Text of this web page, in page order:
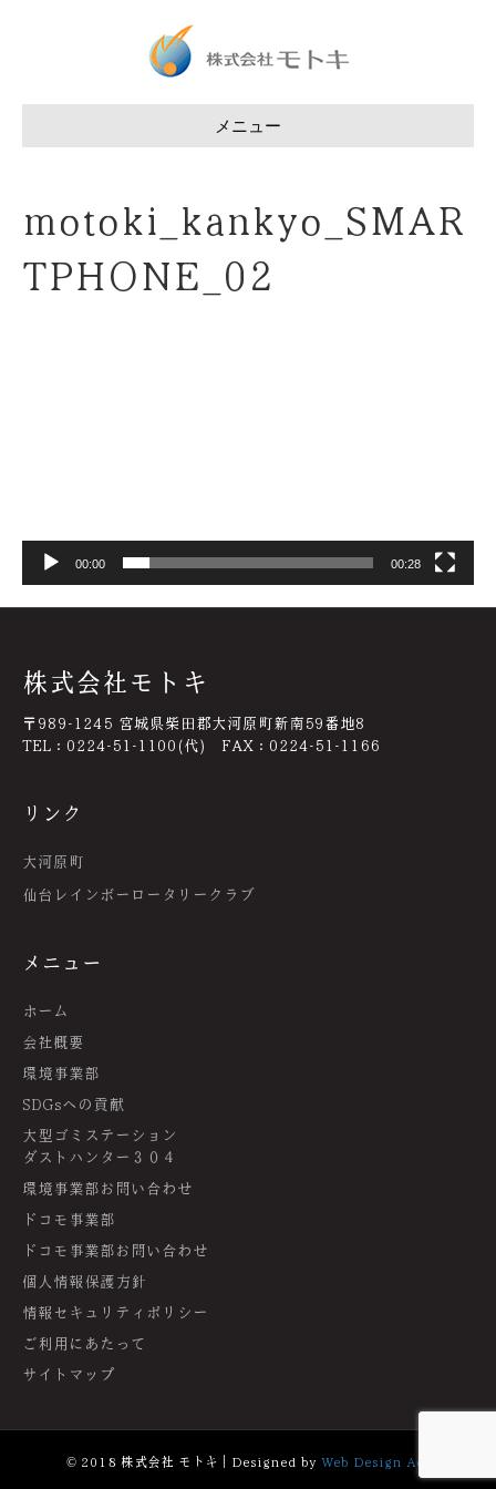
メニュー
motoki_kankyo_SMAR
TPHONE_02
00:00 00:28
株式会社モトキ
〒989-1245 宮城県柴田郡大河原町新南59番地8
TEL：0224-51-1100(代) FAX：0224-51-1166
リンク
大河原町
仙台レインボーロータリークラブ
メニュー
ホーム
会社概要
環境事業部
SDGsへの貢献
大型ゴミステーション
ダストハンター３０４
環境事業部お問い合わせ
ドコモ事業部
ドコモ事業部お問い合わせ
個人情報保護方針
情報セキュリティポリシー
ご利用にあたって
サイトマップ
© 2018 株式会社 モトキ｜Designed by Web Design Aoi